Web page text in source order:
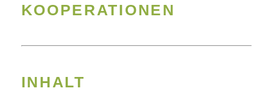
KOOPERATIONEN
INHALT